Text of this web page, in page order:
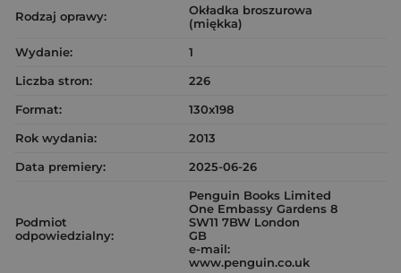
Rodzaj oprawy:
Okładka broszurowa
(miękka)
Wydanie:
1
Liczba stron:
226
Format:
130x198
Rok wydania:
2013
Data premiery:
2025-06-26
Podmiot
odpowiedzialny:
Penguin Books Limited
One Embassy Gardens 8
SW11 7BW London
GB
e-mail:
www.penguin.co.uk